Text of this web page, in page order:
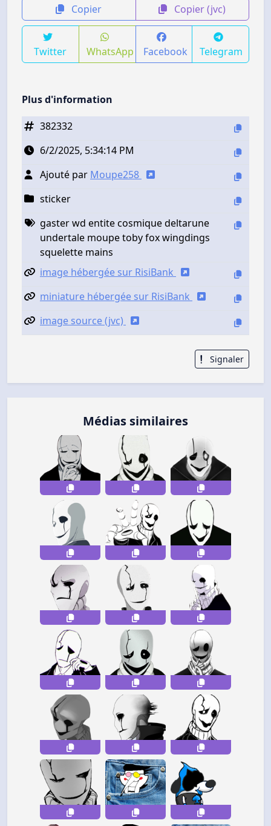
Copier Copier (jvc)
Twitter WhatsApp Facebook Telegram
Plus d'information
382332
6/2/2025, 5:34:14 PM
Ajouté par Moupe258
sticker
gaster wd entite cosmique deltarune
undertale moupe toby fox wingdings
squelette mains
image hébergée sur RisiBank
miniature hébergée sur RisiBank
image source (jvc)
Signaler
Médias similaires